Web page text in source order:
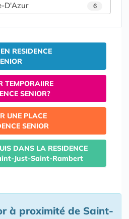
D'Azur 6
RESIDENCE
TEMPORAIIRE
SENIOR?
UNE PLACE
SENIOR
DANS LA RESIDENCE
Just-Saint-Rambert
à proximité de Saint-